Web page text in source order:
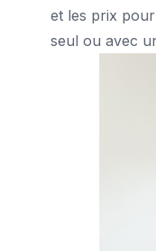
et les prix
seul ou avec